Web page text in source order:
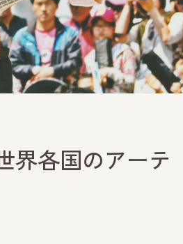
界各国のアーテ